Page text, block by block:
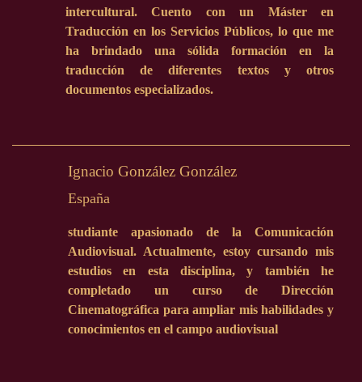
intercultural. Cuento con un Máster en
Traducción en los Servicios Públicos, lo que me
ha brindado una sólida formación en la
traducción de diferentes textos y otros
documentos especializados.
Ignacio González González
España
studiante apasionado de la Comunicación
Audiovisual. Actualmente, estoy cursando mis
estudios en esta disciplina, y también he
completado un curso de Dirección
Cinematográfica para ampliar mis habilidades y
conocimientos en el campo audiovisual